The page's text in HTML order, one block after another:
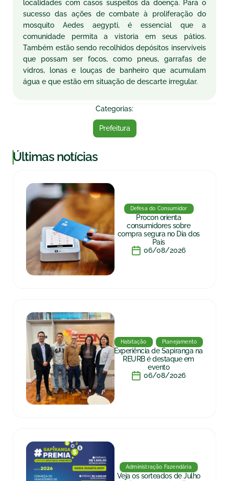
localidades com casos suspeitos da doença. Para o
sucesso das ações de combate à proliferação do
mosquito Aedes aegypti, é essencial que a
comunidade permita a vistoria em seus pátios.
Também estão sendo recolhidos depósitos inservíveis
que possam ser focos, como pneus, garrafas de
vidros, lonas e louças de banheiro que acumulam
água e que estão em situação de descarte irregular.
Categorias:
Prefeitura
|Últimas notícias
Defesa do Consumidor
Procon orienta
consumidores sobre
compra segura no Dia dos
Pais
06/08/2026
Habitação Planejamento
Experiência de Sapiranga na
REURB é destaque em
evento
06/08/2026
Administração Fazendária
Veja os sorteados de Julho